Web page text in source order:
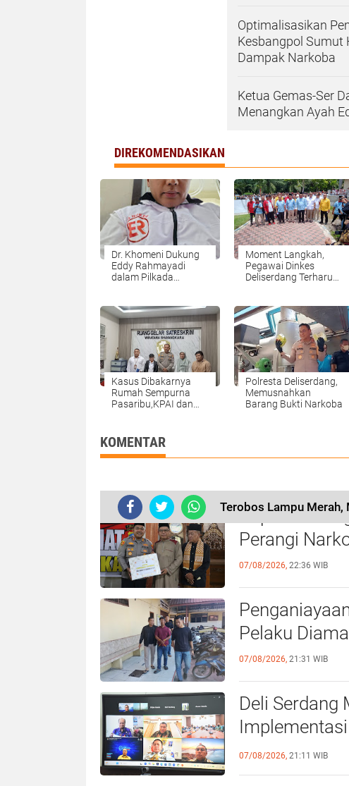
Optimalisasikan
Kesbangpol Sumut
Dampak Narkoba
Ketua Gemas-Ser
Menangkan Ayah
DIREKOMENDASIKAN
Dr. Khomeni Dukung
Eddy Rahmayadi
dalam Pilkada
Moment Langkah,
Pegawai Dinkes
Deliserdang Terharu
Pemimpinnya
Mendaftarkan Diri Ke
KPUD Deliserdang
Kasus Dibakarnya
Rumah Sempurna
Pasaribu,KPAI dan
Perlindungan Anak
Polresta Deliserdang,
Memusnahkan
Barang Bukti Narkoba
KOMENTAR
Terobos Lampu Merah,
Kapolres
Perangi
07/08/2026, 22:36 WIB
Pelaku
07/08/2026, 21:31 WIB
Deli Serdang
Sumatera
07/08/2026, 21:11 WIB